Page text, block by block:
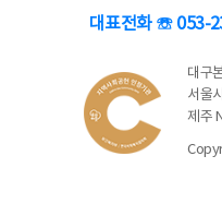
대표전화 ☏ 053-
대구
서울
제주